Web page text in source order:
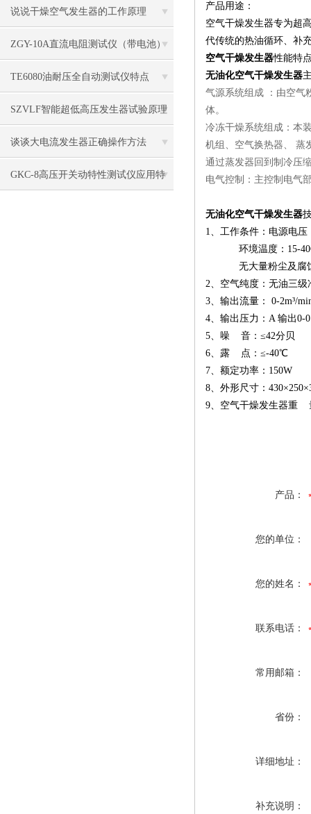
征
说说干燥空气发生器的工作原理
ZGY-10A直流电阻测试仪（带电池）
注意事项
TE6080油耐压全自动测试仪特点
SZVLF智能超低高压发生器试验原理
谈谈大电流发生器正确操作方法
GKC-8高压开关动特性测试仪应用特
产品用途：
空气干燥发生器专为超
代传统的热油循环、补
空气干燥发生器性能特
无油化空气干燥发生器
气源系统组成 ：由空气
体。
冷冻干燥系统组成：本
机组、空气换热器、 蒸
通过蒸发器回到制冷压
电气控制：主控制电气
无油化空气干燥发生器
1、工作条件：电源电
环境温度：15-
无大量粉尘及腐蚀
2、空气纯度：无油三级
3、输出流量： 0-2m³/
4、输出压力：A 输出
5、噪 音：≤42分贝
6、露 点：≤-40℃
7、额定功率：150W
8、外形尺寸：
9、空气干燥发生器重
产品：
您的单位：
您的姓名：
联系电话：
常用邮箱：
省份：
详细地址：
补充说明：